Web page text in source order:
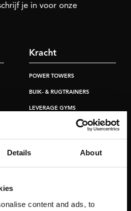
Details About
content and ads, to
je in voor onze
Kracht
POWER TOWERS
BUIK- & RUGTRAINERS
LEVERAGE GYMS
VLAKKE BANKEN
KRACHT STATIONS
SMITH MACHINES
HALTERBANKEN